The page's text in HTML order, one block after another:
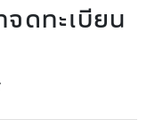
ดทะเบียน